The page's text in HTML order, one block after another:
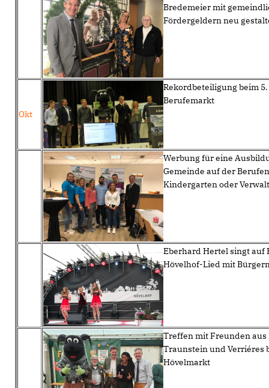
Bredemeier mit
Fördergeldern neu
Okt
Rekordbeteiligung beim
Berufemarkt
Werbung für eine
Gemeinde auf der
Kindergarten oder
Eberhard Hertel singt auf
Hövelhof-Lied mit
Treffen mit Freunden aus
Traunstein und Verriéres
Hövelmarkt